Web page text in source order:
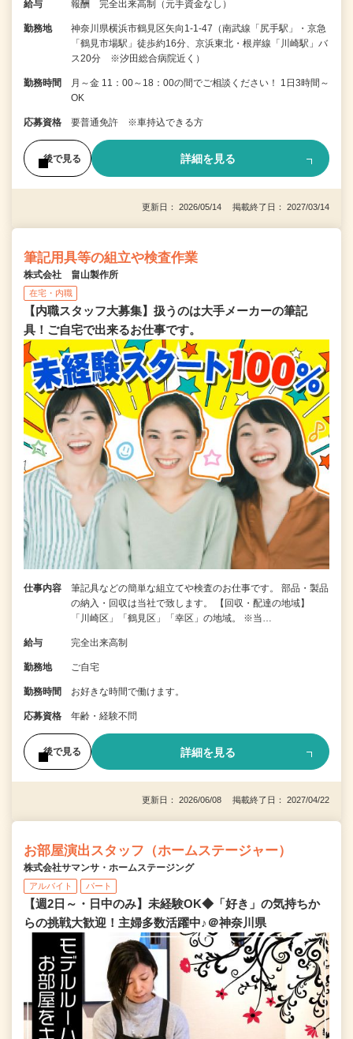
給与 報酬 完全出来高制（元手資金なし）
勤務地
神奈川県横浜市鶴見区矢向1-1-47（南武線「尻手駅」・京急
「鶴見市場駅」徒歩約16分、京浜東北・根岸線「川崎駅」バ
ス20分 ※汐田総合病院近く）
勤務時間
月～金 11：00～18：00の間でご相談ください！ 1日3時間～
OK
応募資格 要普通免許 ※車持込できる方
後で見る 詳細を見る
更新日： 2026/05/14 掲載終了日： 2027/03/14
筆記用具等の組立や検査作業
株式会社 畠山製作所
在宅・内職
【内職スタッフ大募集】扱うのは大手メーカーの筆記
具！ご自宅で出来るお仕事です。
仕事内容
筆記具などの簡単な組立てや検査のお仕事です。 部品・製品
の納入・回収は当社で致します。 【回収・配達の地域】
「川崎区」「鶴見区」「幸区」の地域。 ※当…
給与 完全出来高制
勤務地 ご自宅
勤務時間 お好きな時間で働けます。
応募資格 年齢・経験不問
後で見る 詳細を見る
更新日： 2026/06/08 掲載終了日： 2027/04/22
お部屋演出スタッフ（ホームステージャー）
株式会社サマンサ・ホームステージング
アルバイト パート
【週2日～・日中のみ】未経験OK◆「好き」の気持ちか
らの挑戦大歓迎！主婦多数活躍中♪＠神奈川県